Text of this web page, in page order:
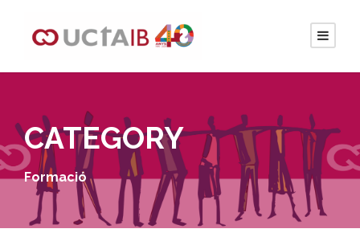
CATEGORY
Formació